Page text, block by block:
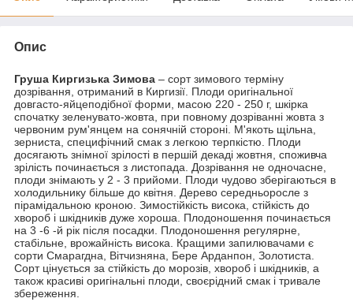
Опис
Груша Киргизька Зимова – сорт зимового терміну
дозрівання, отриманий в Киргизії. Плоди оригінальної
довгасто-яйцеподібної форми, масою 220 - 250 г, шкірка
спочатку зеленувато-жовта, при повному дозріванні жовта з
червоним рум'янцем на сонячній стороні. М'якоть щільна,
зерниста, специфічний смак з легкою терпкістю. Плоди
досягають знімної зрілості в першій декаді жовтня, споживча
зрілість починається з листопада. Дозрівання не одночасне,
плоди знімають у 2 - 3 прийоми. Плоди чудово зберігаються в
холодильнику більше до квітня. Дерево середньоросле з
пірамідальною кроною. Зимостійкість висока, стійкість до
хвороб і шкідників дуже хороша. Плодоношення починається
на 3 -6 -й рік після посадки. Плодоношення регулярне,
стабільне, врожайність висока. Кращими запилювачами є
сорти Смарагдна, Вітчизняна, Бере Арданпон, Золотиста.
Сорт цінується за стійкість до морозів, хвороб і шкідників, а
також красиві оригінальні плоди, своєрідний смак і тривале
збереження.